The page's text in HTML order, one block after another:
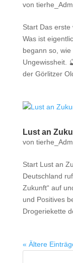
von
Start Das erste
Was ist
begann so,
Ungewissheit.
der Görlitzer
Lust an
von
Start Lust an
Deutschland
Zukunft“ auf
und Positives
Drogeriekette
« Ältere